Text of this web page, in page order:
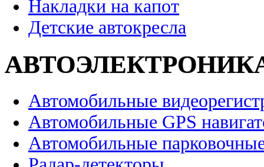
Накладки на капот
Детские автокресла
Автомобильные
Автомобильные GPS
Автомобильные